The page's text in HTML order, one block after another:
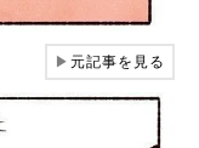
▶元記事を見る